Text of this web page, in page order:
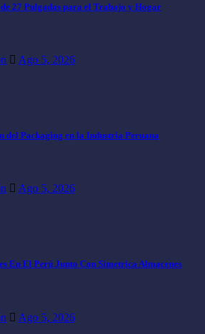
27 Pulgadas para el Trabajo y Hogar
Ago 5, 2026
del Packaging en la Industria Peruana
Ago 5, 2026
En El Perú Junto Con Simetrica Almacenes
Ago 5, 2026